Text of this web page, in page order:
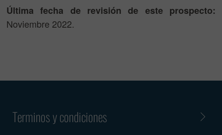
Última fecha de revisión de este prospecto:
Noviembre 2022.
Terminos y condiciones